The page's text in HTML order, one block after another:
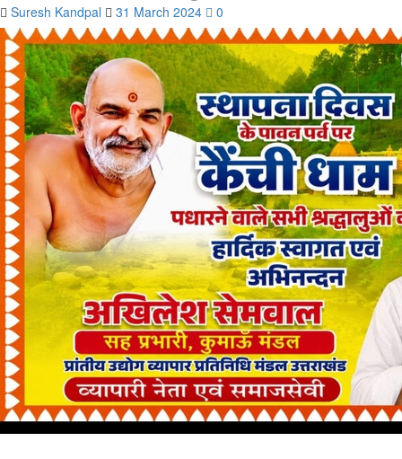
Suresh Kandpal 31 March 2024 0